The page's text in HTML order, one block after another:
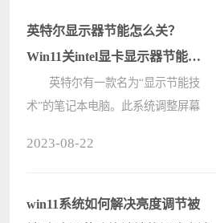
用。下面就来看下局域网中电脑ping
不通的????
英特尔显示器节能怎么关？
Win11关intel显卡显示器节能的
方法
英特尔有一款名为“显示节能技
术”的笔记本电脑。此系统调整屏幕
低屏幕亮度。但还是难免????
2023-08-22
win11系统如何解决亮度调节被